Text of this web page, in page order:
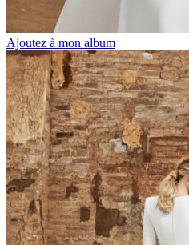
Ajoutez à mon album